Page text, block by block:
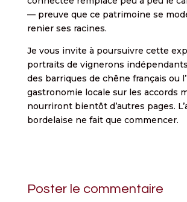
— preuve que ce patrimoine se
renier ses racines.
Je vous invite à poursuivre cette
portraits de vignerons
des barriques de chêne français ou
gastronomie locale sur les accords
nourriront bientôt d’autres pages.
bordelaise ne fait que commencer.
Poster le commentaire